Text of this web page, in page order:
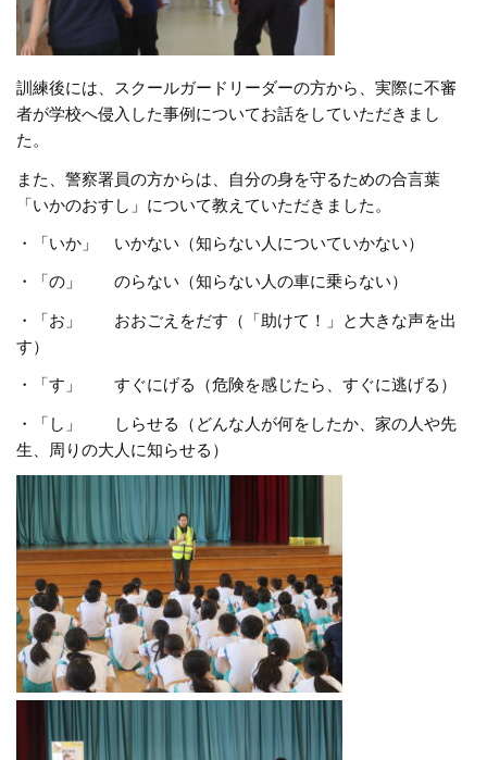
訓練後には、スクールガードリーダーの方から、実際に不審
者が学校へ侵入した事例についてお話をしていただきまし
た。
また、警察署員の方からは、自分の身を守るための合言葉
「いかのおすし」について教えていただきました。
・「いか」 いかない（知らない人についていかない）
・「の」 のらない（知らない人の車に乗らない）
・「お」 おおごえをだす（「助けて！」と大きな声を出
す）
・「す」 すぐにげる（危険を感じたら、すぐに逃げる）
・「し」 しらせる（どんな人が何をしたか、家の人や先
生、周りの大人に知らせる）